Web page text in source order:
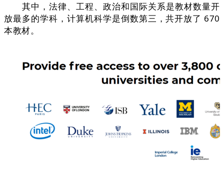
其中，法律、工程、政治和国际关系是教材数量开
放最多的学科，计算机科学是倒数第三，共开放了 670
本教材。